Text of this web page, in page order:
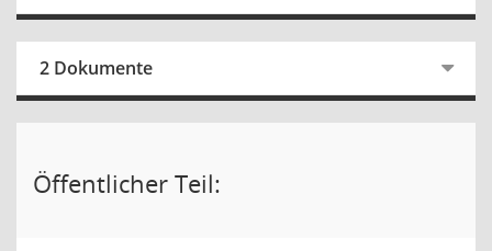
2 Dokumente
Öffentlicher Teil: